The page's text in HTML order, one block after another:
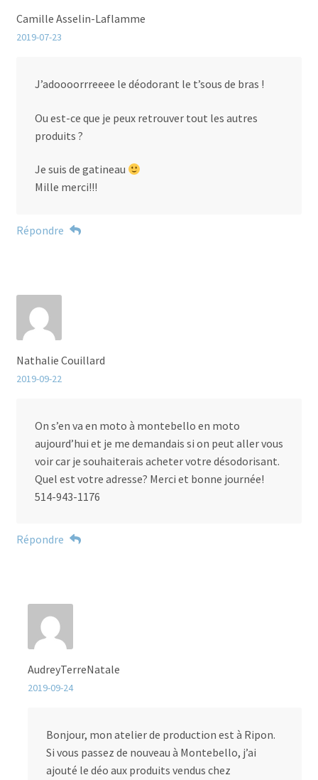
Camille Asselin-Laflamme
2019-07-23
J’adoooorrreeee le déodorant le t’sous de bras !
Ou est-ce que je peux retrouver tout les autres
produits ?
Je suis de gatineau
Mille merci!!!
Répondre
Nathalie Couillard
2019-09-22
On s’en va en moto à montebello en moto
aujourd’hui et je me demandais si on peut aller vous
voir car je souhaiterais acheter votre désodorisant.
Quel est votre adresse? Merci et bonne journée!
514-943-1176
Répondre
AudreyTerreNatale
2019-09-24
Bonjour, mon atelier de production est à Ripon.
Si vous passez de nouveau à Montebello, j’ai
ajouté le déo aux produits vendus chez